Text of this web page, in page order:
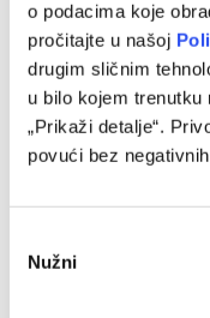
o podacima koje
pročitajte u našoj
drugim sličnim
u bilo kojem
„Prikaži detalje“.
povući bez
Selection
Nužni